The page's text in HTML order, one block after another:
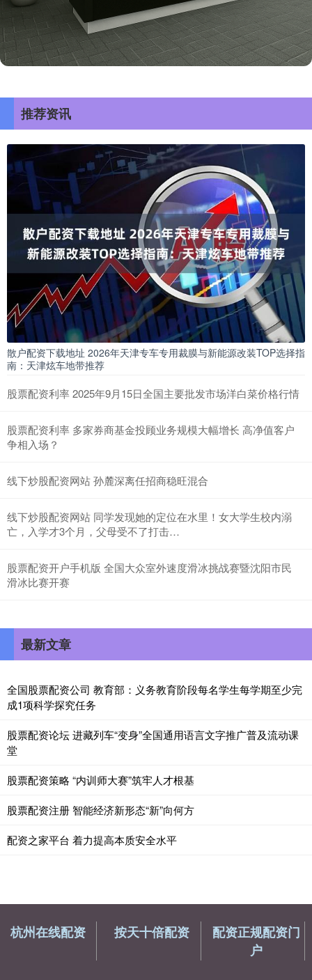
推荐资讯
散户配资下载地址 2026年天津专车专用裁膜与新能源改装TOP选择指
南：天津炫车地带推荐
股票配资利率 2025年9月15日全国主要批发市场洋白菜价格行情
股票配资利率 多家券商基金投顾业务规模大幅增长 高净值客户
争相入场？
线下炒股配资网站 孙麓深离任招商稳旺混合
线下炒股配资网站 同学发现她的定位在水里！女大学生校内溺
亡，入学才3个月，父母受不了打击…
股票配资开户手机版 全国大众室外速度滑冰挑战赛暨沈阳市民
滑冰比赛开赛
最新文章
全国股票配资公司 教育部：义务教育阶段每名学生每学期至少完
成1项科学探究任务
股票配资论坛 进藏列车“变身”全国通用语言文字推广普及流动课
堂
股票配资策略 “内训师大赛”筑牢人才根基
股票配资注册 智能经济新形态“新”向何方
配资之家平台 着力提高本质安全水平
杭州在线配资 按天十倍配资
配资正规配资门
户